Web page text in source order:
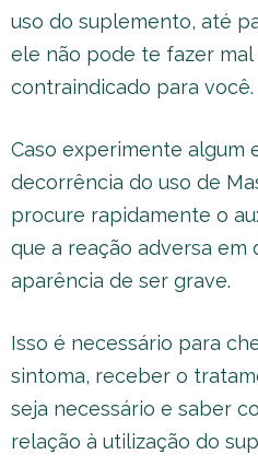
uso do suplemento, até
ele não pode te fazer mal
contraindicado para você.
Caso experimente algum
decorrência do uso de
procure rapidamente o
que a reação adversa em
aparência de ser grave.
Isso é necessário para
sintoma, receber o
seja necessário e saber
relação à utilização do